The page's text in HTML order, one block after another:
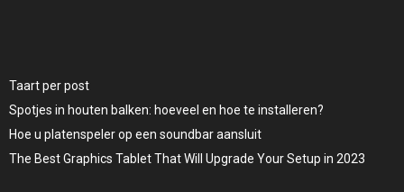
Taart per post
Spotjes in houten balken: hoeveel en hoe te installeren?
Hoe u platenspeler op een soundbar aansluit
The Best Graphics Tablet That Will Upgrade Your Setup in 2023